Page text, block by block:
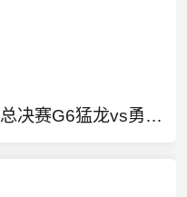
总决赛G6猛龙vs勇士CCTV